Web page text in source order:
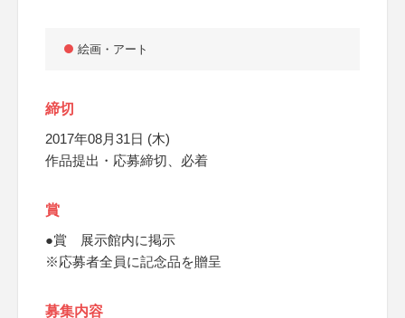
絵画・アート
締切
2017年08月31日 (木)
作品提出・応募締切、必着
賞
●賞 展示館内に掲示
※応募者全員に記念品を贈呈
募集内容